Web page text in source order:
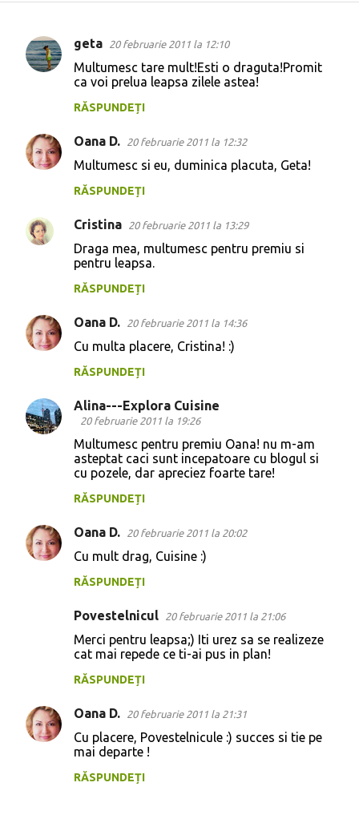
C
n
t
i
geta 20 februarie 2011 la 12:10
Multumesc tare mult!Esti o draguta!Promit
ca voi prelua leapsa zilele astea!
RĂSPUNDEȚI
Oana D. 20 februarie 2011 la 12:32
Multumesc si eu, duminica placuta, Geta!
RĂSPUNDEȚI
Cristina 20 februarie 2011 la 13:29
Draga mea, multumesc pentru premiu si
pentru leapsa.
RĂSPUNDEȚI
Oana D. 20 februarie 2011 la 14:36
Cu multa placere, Cristina! :)
RĂSPUNDEȚI
Alina---Explora Cuisine
20 februarie 2011 la 19:26
Multumesc pentru premiu Oana! nu m-am
asteptat caci sunt incepatoare cu blogul si
cu pozele, dar apreciez foarte tare!
RĂSPUNDEȚI
Oana D. 20 februarie 2011 la 20:02
Cu mult drag, Cuisine :)
RĂSPUNDEȚI
Povestelnicul 20 februarie 2011 la 21:06
Merci pentru leapsa;) Iti urez sa se realizeze
cat mai repede ce ti-ai pus in plan!
RĂSPUNDEȚI
Oana D. 20 februarie 2011 la 21:31
Cu placere, Povestelnicule :) succes si tie pe
mai departe !
RĂSPUNDEȚI